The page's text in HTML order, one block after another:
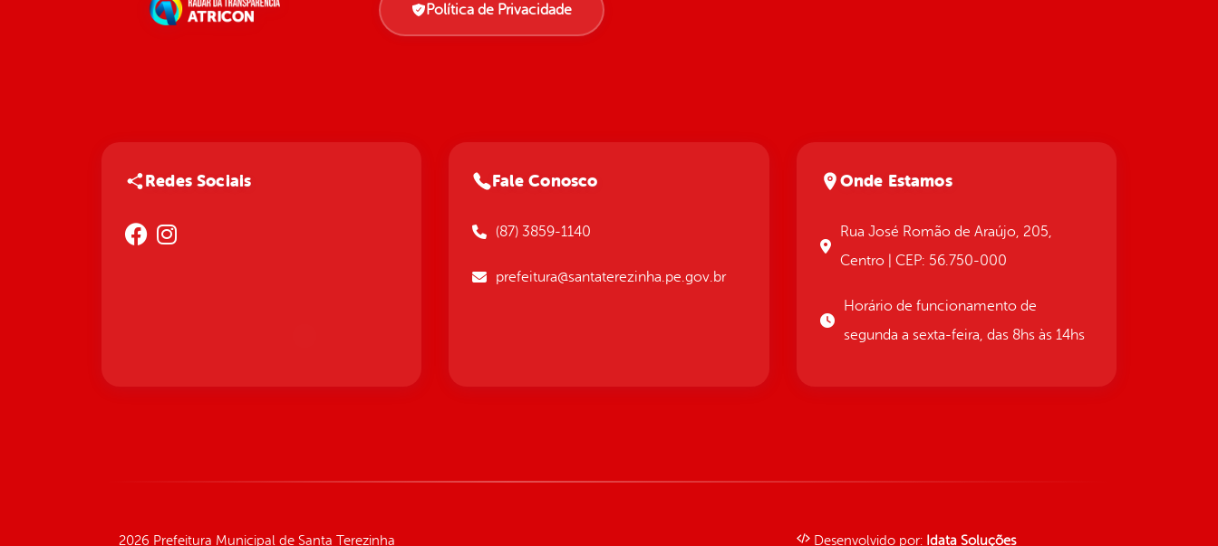
Política de Privacidade
Redes Sociais Fale Conosco
(87) 3859-1140
prefeitura@santaterezinha.pe.gov.br
Onde Estamos
Rua José Romão de Araújo, 205,
Centro | CEP: 56.750-000
Horário de funcionamento de
segunda a sexta-feira, das 8hs às 14hs
2026 Prefeitura Municipal de Santa Terezinha Desenvolvido por: Idata Soluções